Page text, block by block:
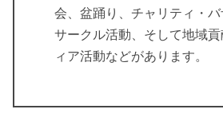
会、盆踊り、チャリティ・
サークル活動、そして地域
ィア活動などがあります。